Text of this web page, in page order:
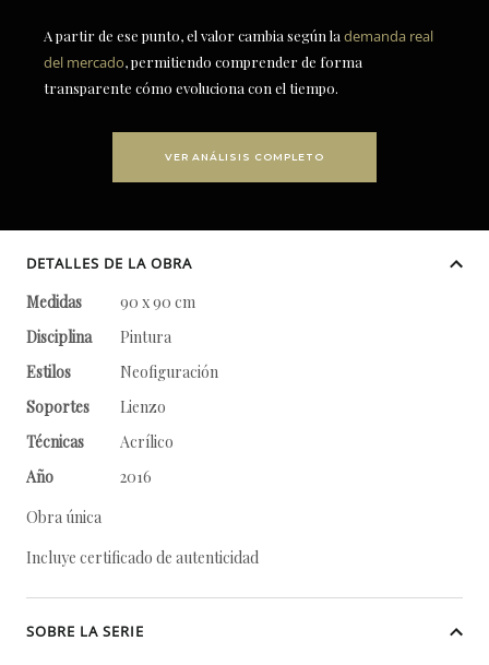
A partir de ese punto, el valor cambia según la demanda real
del mercado, permitiendo comprender de forma
transparente cómo evoluciona con el tiempo.
VER ANÁLISIS COMPLETO
DETALLES DE LA OBRA
Medidas
90 x 90 cm
Disciplina
Pintura
Estilos
Neofiguración
Soportes
Lienzo
Técnicas
Acrílico
Año
2016
Obra única
Incluye certificado de autenticidad
SOBRE LA SERIE